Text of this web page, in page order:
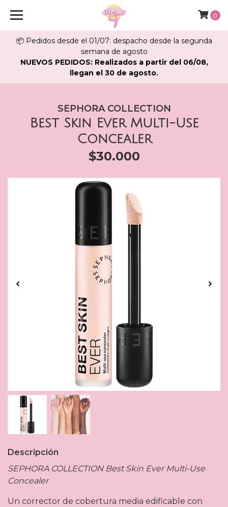
📦 Pedidos desde el 01/07: despacho desde la segunda
semana de agosto
NUEVOS PEDIDOS: Realizados a partir del 06/08,
llegan el 30 de agosto.
0
SEPHORA COLLECTION
Best Skin Ever Multi-Use
Concealer
$30.000
Descripción
SEPHORA COLLECTION Best Skin Ever Multi-Use
Concealer
Un corrector de cobertura media edificable con